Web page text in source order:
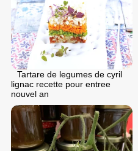
Tartare de legumes de cyril
lignac recette pour entree
nouvel an